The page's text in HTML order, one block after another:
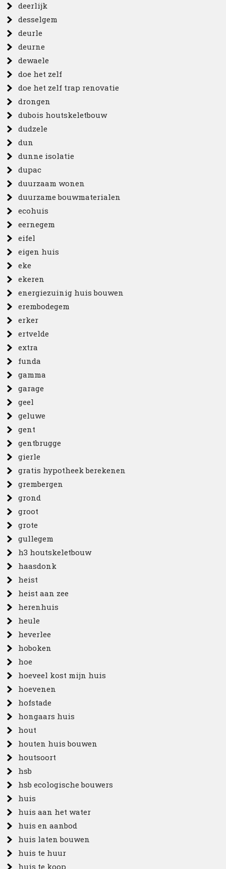
deerlijk
desselgem
deurle
deurne
dewaele
doe het zelf
doe het zelf trap renovatie
drongen
dubois houtskeletbouw
dudzele
dun
dunne isolatie
dupac
duurzaam wonen
duurzame bouwmaterialen
ecohuis
eernegem
eifel
eigen huis
eke
ekeren
energiezuinig huis bouwen
erembodegem
erker
ertvelde
extra
funda
gamma
garage
geel
geluwe
gent
gentbrugge
gierle
gratis hypotheek berekenen
grembergen
grond
groot
grote
gullegem
h3 houtskeletbouw
haasdonk
heist
heist aan zee
herenhuis
heule
heverlee
hoboken
hoe
hoeveel kost mijn huis
hoevenen
hofstade
hongaars huis
hout
houten huis bouwen
houtsoort
hsb
hsb ecologische bouwers
huis
huis aan het water
huis en aanbod
huis laten bouwen
huis te huur
huis te koop